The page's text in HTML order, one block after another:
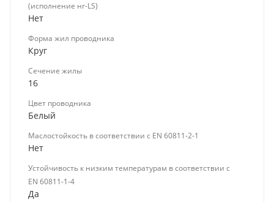
(исполнение нг-LS)
Нет
Форма жил проводника
Круг
Сечение жилы
16
Цвет проводника
Белый
Маслостойкость в соответствии с EN 60811-2-1
Нет
Устойчивость к низким температурам в соответствии с
EN 60811-1-4
Да